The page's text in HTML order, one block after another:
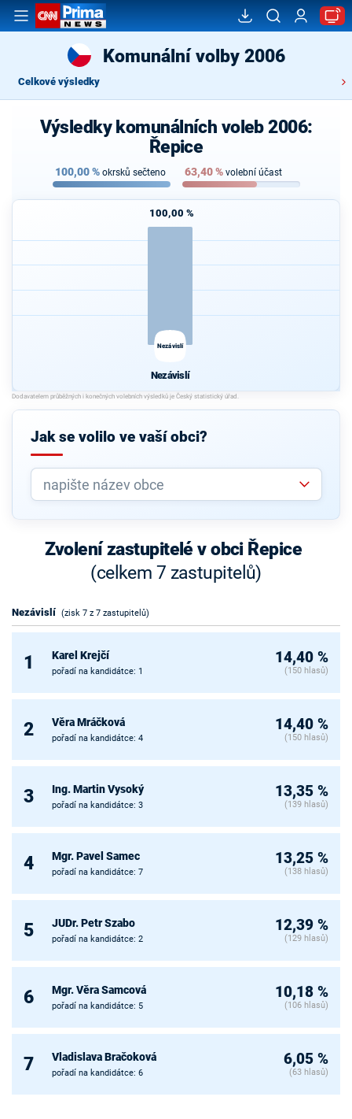
Komunální volby 2006
Celkové výsledky
Výsledky komunálních voleb 2006:
Řepice
100,00% okrsků sečteno 63,40% volební účast
100,00 %
Nezávislí
Nezávislí
Jak se volilo ve vaší obci?
Zvolení zastupitelé v obci Řepice
(celkem 7 zastupitelů)
Nezávislí (zisk 7 z 7 zastupitelů)
1 Karel Krejčí
pořadí na kandidátce: 1
14,40 %
(150 hlasů)
2 Věra Mráčková
pořadí na kandidátce: 4
14,40 %
(150 hlasů)
3 Ing. Martin Vysoký
pořadí na kandidátce: 3
13,35 %
(139 hlasů)
4 Mgr. Pavel Samec
pořadí na kandidátce: 7
13,25 %
(138 hlasů)
5 JUDr. Petr Szabo
pořadí na kandidátce: 2
12,39 %
(129 hlasů)
6 Mgr. Věra Samcová
pořadí na kandidátce: 5
10,18 %
(106 hlasů)
7 Vladislava Bračoková
pořadí na kandidátce: 6
6,05 %
(63 hlasů)